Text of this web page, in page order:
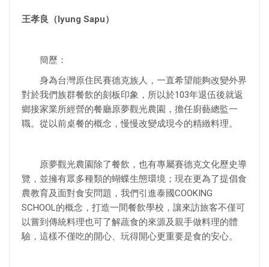
王孝良（Iyung Sapu）
簡歷：
身為台灣原住民賽德克族人，一直希望能夠改變外界
對於我們族群餐飲的刻板印象，所以於103年退伍後就返
鄉接家業所經營的餐廳原夢觀光農園，擔任廚藝總監一
職。從以前桌餐的概念，慢慢改變成現今的精緻料理。
原夢觀光農園除了餐飲，也有專屬賽德克文化歷史導
覽，並擁有眾多種類的蝴蝶生態環境；現在更為了提倡食
農教育及面對食安問題，我們引進泰國COOKING
SCHOOL的概念，打造一間餐飲學校，讓來訪旅客不僅可
以嘗到傳統料理也可了解蔬食的來源及親手做料理的體
驗，這樣不僅吃的開心、玩得開心更重要是食的安心。